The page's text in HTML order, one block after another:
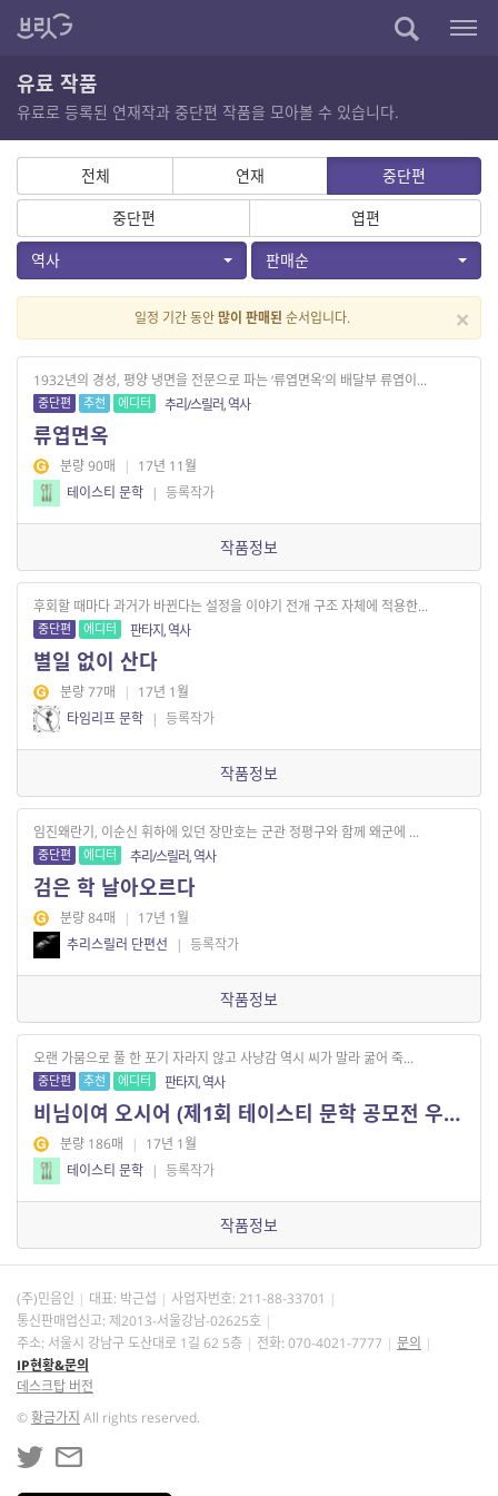
유료 작품
유료로 등록된 연재작과 중단편 작품을 모아볼 수 있습니다.
전체 연재
중단편
중단편
엽편
역사
판매순
×
일정 기간 동안많이 판매된 순서입니다.
1932년의 경성, 평양 냉면을 전문으로 파는 ‘류엽면옥’의 배달부 류엽이...
중단편 추천 에디터 추리/스릴러, 역사
류엽면옥
분량 90매 | 17년 11월
테이스티 문학 | 등록작가
작품정보
후회할 때마다 과거가 바뀐다는 설정을 이야기 전개 구조 자체에 적용한...
중단편 에디터 판타지, 역사
별일 없이 산다
분량 77매 | 17년 1월
타임리프 문학 | 등록작가
작품정보
임진왜란기, 이순신 휘하에 있던 장만호는 군관 정평구와 함께 왜군에 ...
중단편 에디터 추리/스릴러, 역사
검은 학 날아오르다
분량 84매 | 17년 1월
추리스릴러 단편선
| 등록작가
작품정보
오랜 가뭄으로 풀 한 포기 자라지 않고 사냥감 역시 씨가 말라 굶어 죽...
중단편 추천 에디터 판타지, 역사
비님이여 오시어 (제1회 테이스티 문학 공모전 우수작)
분량 186매 | 17년 1월
테이스티 문학 | 등록작가
작품정보
(주)민음인 대표: 박근섭 사업자번호: 211-88-33701
통신판매업신고: 제2013-서울강남-02625호
주소: 서울시 강남구 도산대로 1길 62 5층
전화: 070-4021-7777
문의
IP현황&문의
데스크탑 버전
©황금가지 All rights reserved.